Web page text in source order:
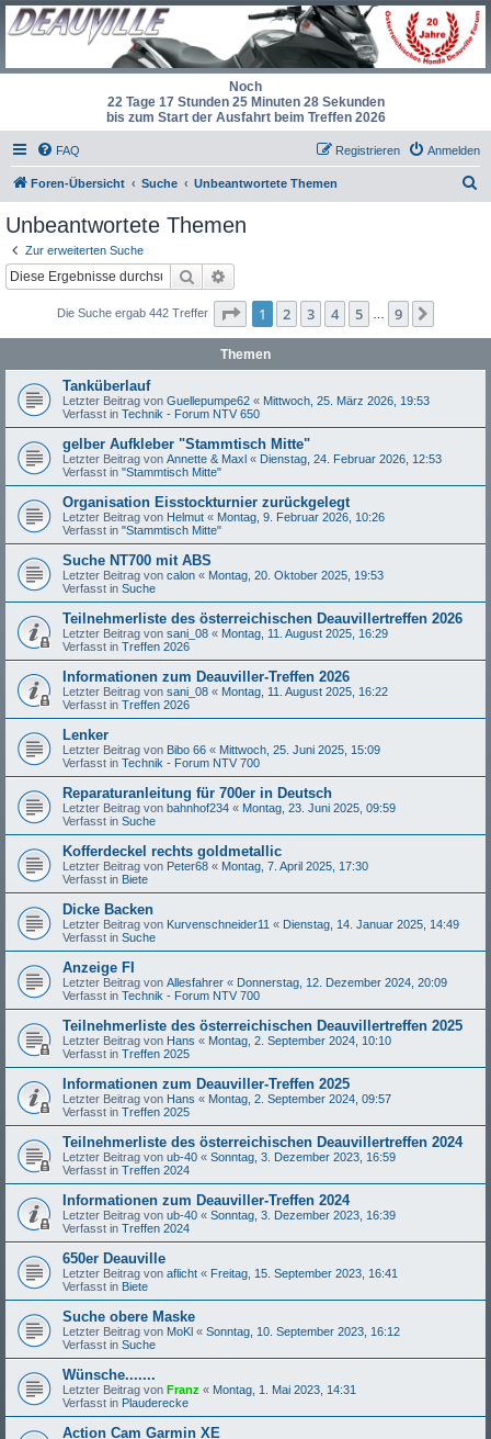
Noch
22 Tage 17 Stunden 25 Minuten 27 Sekunden
bis zum Start der Ausfahrt beim Treffen 2026
FAQ Anmelden
Registrieren
Foren-Übersicht Suche Unbeantwortete Themen
Unbeantwortete Themen
Zur erweiterten Suche
Suche
Die Suche ergab 442 Treffer Seite 1von
1 2 3 4 5 … 9
Themen
Tanküberlauf
Letzter Beitrag von Guellepumpe62 « Mittwoch, 25. März 2026, 19:53
Verfasst in Technik - Forum NTV 650
gelber Aufkleber "Stammtisch Mitte"
Letzter Beitrag von Annette & Maxl « Dienstag, 24. Februar 2026, 12:53
Verfasst in "Stammtisch Mitte"
Organisation Eisstockturnier zurückgelegt
Letzter Beitrag von Helmut « Montag, 9. Februar 2026, 10:26
Verfasst in "Stammtisch Mitte"
Suche NT700 mit ABS
Letzter Beitrag von calon « Montag, 20. Oktober 2025, 19:53
Verfasst in Suche
Teilnehmerliste des österreichischen Deauvillertreffen 2026
Letzter Beitrag von sani_08 « Montag, 11. August 2025, 16:29
Verfasst in Treffen 2026
Informationen zum Deauviller-Treffen 2026
Letzter Beitrag von sani_08 « Montag, 11. August 2025, 16:22
Verfasst in Treffen 2026
Lenker
Letzter Beitrag von Bibo 66 « Mittwoch, 25. Juni 2025, 15:09
Verfasst in Technik - Forum NTV 700
Reparaturanleitung für 700er in Deutsch
Letzter Beitrag von bahnhof234 « Montag, 23. Juni 2025, 09:59
Verfasst in Suche
Kofferdeckel rechts goldmetallic
Letzter Beitrag von Peter68 « Montag, 7. April 2025, 17:30
Verfasst in Biete
Dicke Backen
Letzter Beitrag von Kurvenschneider11 « Dienstag, 14. Januar 2025, 14:49
Verfasst in Suche
Anzeige FI
Letzter Beitrag von Allesfahrer « Donnerstag, 12. Dezember 2024, 20:09
Verfasst in Technik - Forum NTV 700
Teilnehmerliste des österreichischen Deauvillertreffen 2025
Letzter Beitrag von Hans « Montag, 2. September 2024, 10:10
Verfasst in Treffen 2025
Informationen zum Deauviller-Treffen 2025
Letzter Beitrag von Hans « Montag, 2. September 2024, 09:57
Verfasst in Treffen 2025
Teilnehmerliste des österreichischen Deauvillertreffen 2024
Letzter Beitrag von ub-40 « Sonntag, 3. Dezember 2023, 16:59
Verfasst in Treffen 2024
Informationen zum Deauviller-Treffen 2024
Letzter Beitrag von ub-40 « Sonntag, 3. Dezember 2023, 16:39
Verfasst in Treffen 2024
650er Deauville
Letzter Beitrag von aflicht « Freitag, 15. September 2023, 16:41
Verfasst in Biete
Suche obere Maske
Letzter Beitrag von MoKl « Sonntag, 10. September 2023, 16:12
Verfasst in Suche
Wünsche.......
Letzter Beitrag von Franz « Montag, 1. Mai 2023, 14:31
Verfasst in Plauderecke
Action Cam Garmin XE